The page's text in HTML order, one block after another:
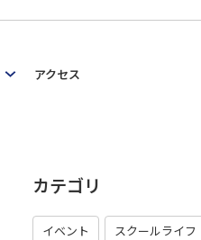
アクセス
カテゴリ
イベント スクールライフ